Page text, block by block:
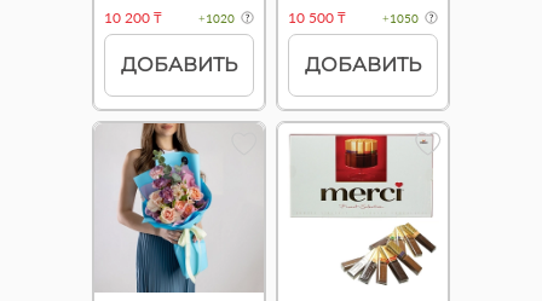
10 200 ₸ +1020
ДОБАВИТЬ
10 500 ₸ +1050
ДОБАВИТЬ